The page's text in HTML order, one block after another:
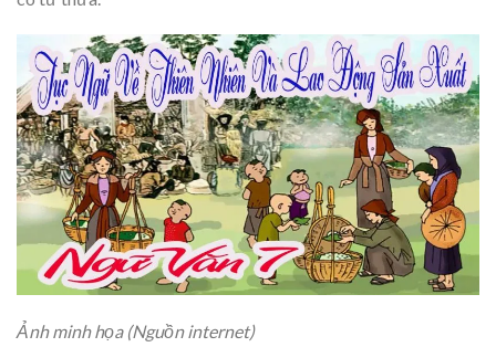
Ảnh minh họa (Nguồn internet)